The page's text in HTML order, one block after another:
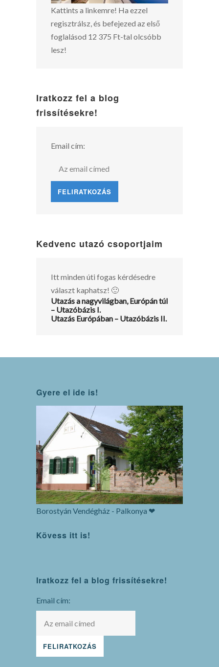
Kattints a linkemre! Ha ezzel
regisztrálsz, és befejezed az első
foglalásod 12 375 Ft-tal olcsóbb
lesz!
Iratkozz fel a blog
frissítésekre!
Email cím:
Kedvenc utazó csoportjaim
Itt minden úti fogas kérdésedre
választ kaphatsz! 🙂
Utazás a nagyvilágban, Európán túl
– Utazóbázis I.
Utazás Európában – Utazóbázis II.
Gyere el ide is!
Borostyán Vendégház - Palkonya ❤
Kövess itt is!
Iratkozz fel a blog frissítésekre!
Email cím: